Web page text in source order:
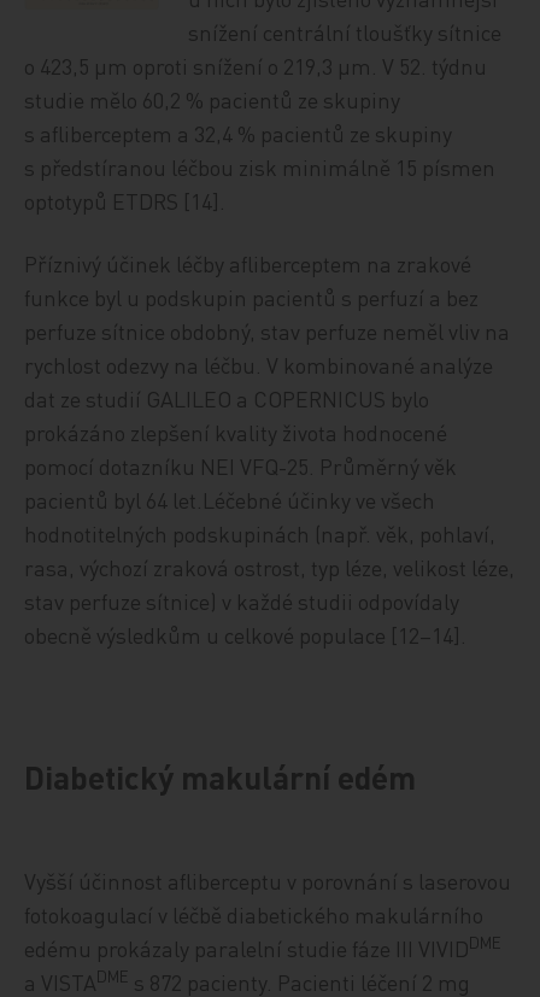
snížení centrální tloušťky sítnice
o 423,5 µm oproti snížení o 219,3 µm. V 52. týdnu
studie mělo 60,2 % pacientů ze skupiny
s afliberceptem a 32,4 % pacientů ze skupiny
s předstíranou léčbou zisk minimálně 15 písmen
optotypů ETDRS [14].
Příznivý účinek léčby afliberceptem na zrakové
funkce byl u podskupin pacientů s perfuzí a bez
perfuze sítnice obdobný, stav perfuze neměl vliv na
rychlost odezvy na léčbu. V kombinované analýze
dat ze studií GALILEO a COPERNICUS bylo
prokázáno zlepšení kvality života hodnocené
pomocí dotazníku NEI VFQ-25. Průměrný věk
pacientů byl 64 let.Léčebné účinky ve všech
hodnotitelných podskupinách (např. věk, pohlaví,
rasa, výchozí zraková ostrost, typ léze, velikost léze,
stav perfuze sítnice) v každé studii odpovídaly
obecně výsledkům u celkové populace [12–14].
Diabetický makulární edém
Vyšší účinnost afliberceptu v porovnání s laserovou
fotokoagulací v léčbě diabetického makulárního
edému prokázaly paralelní studie fáze III VIVIDDME
a VISTADME s 872 pacienty. Pacienti léčení 2 mg